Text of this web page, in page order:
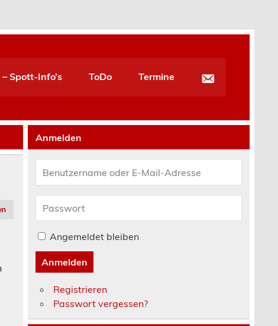
– Spott-Info’s ToDo Termine
Anmelden
Angemeldet bleiben
Anmelden
Registrieren
Passwort vergessen?